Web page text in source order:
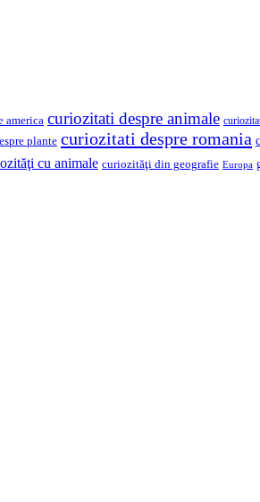
america curiozitati despre animale
plante curiozitati despre romania
cu animale curiozităţi din geografie Europa